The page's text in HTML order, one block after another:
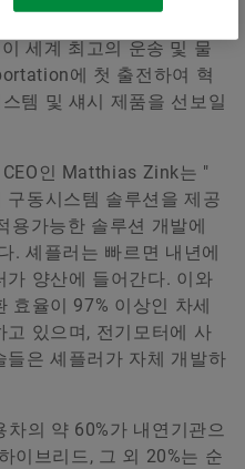
Schaeffler Korea
세계 최고의 운송 및 물
에 첫 출전하여 혁
템 및 섀시 제품을 선보일
인 Matthias Zink는 "
동시스템 솔루션을 제공
용가능한 솔루션 개발에
. 셰플러는 빠르면 내년에
가 양산에 들어간다. 이와
효율이 97% 이상인 차세
있으며, 전기모터에 사
은 셰플러가 자체 개발하
의 약 60%가 내연기관으
이브리드, 그 외 20%는 순